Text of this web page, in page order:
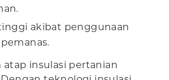
akibat penggunaan
atap insulasi pertanian